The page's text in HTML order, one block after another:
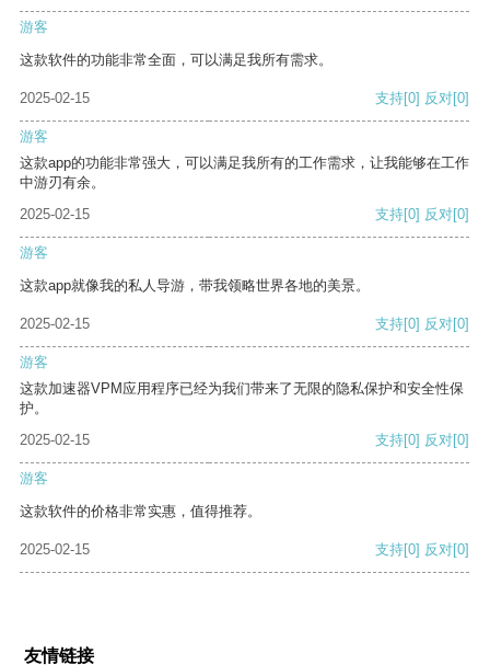
游客
这款软件的功能非常全面，可以满足我所有需求。
2025-02-15 支持[0] 反对[0]
游客
这款app的功能非常强大，可以满足我所有的工作需求，让我能够在工作
中游刃有余。
2025-02-15
支持[0] 反对[0]
游客
这款app就像我的私人导游，带我领略世界各地的美景。
2025-02-15 支持[0] 反对[0]
游客
这款加速器VPM应用程序已经为我们带来了无限的隐私保护和安全性保
护。
2025-02-15
支持[0] 反对[0]
游客
这款软件的价格非常实惠，值得推荐。
2025-02-15 支持[0] 反对[0]
友情链接